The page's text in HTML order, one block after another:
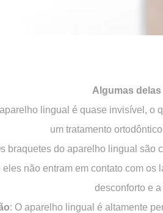
Algumas
lingual é quase invisível, o
um tratamento
braquetes do aparelho lingual são
não entram em contato com os
desconforto e
: O aparelho lingual é altamente